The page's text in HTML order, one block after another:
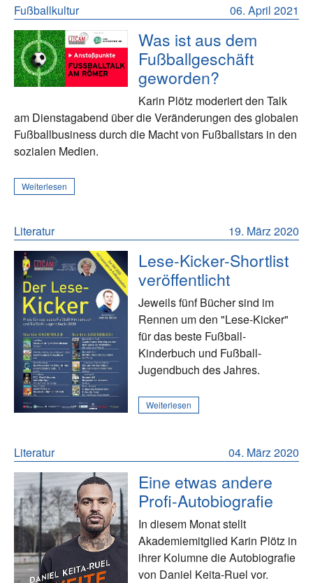
06. April 2021
Fußballkultur
Was ist aus dem
Fußballgeschäft
geworden?
Karin Plötz moderiert den Talk
am Dienstagabend über die Veränderungen des globalen
Fußballbusiness durch die Macht von Fußballstars in den
sozialen Medien.
Weiterlesen
19. März 2020
Literatur
Lese-Kicker-Shortlist
veröffentlicht
Jeweils fünf Bücher sind im
Rennen um den "Lese-Kicker"
für das beste Fußball-
Kinderbuch und Fußball-
Jugendbuch des Jahres.
Weiterlesen
04. März 2020
Literatur
Eine etwas andere
Profi-Autobiografie
In diesem Monat stellt
Akademiemitglied Karin Plötz in
ihrer Kolumne die Autobiografie
von Daniel Keita-Ruel vor.